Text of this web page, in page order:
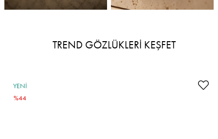
TREND GÖZLÜKLERİ KEŞFET
%44
YENI
ÜRÜN